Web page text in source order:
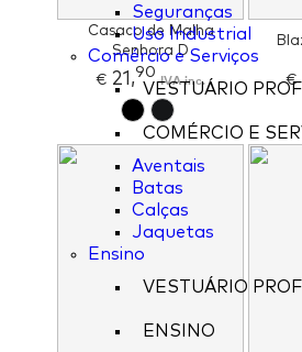
Seguranças
Uso Industrial
Comércio e Serviços
VESTUÁRIO
COMÉRCIO E
Aventais
Batas
Calças
Jaquetas
Ensino
VESTUÁRIO
ENSINO
Casaco de Malha
Senhora D
€ 21,90 IVA inc. €